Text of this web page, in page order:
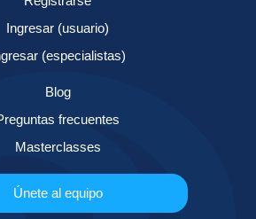
Ingresar (usuario)
(especialistas)
Blog
frecuentes
Masterclasses
Únete al equipo